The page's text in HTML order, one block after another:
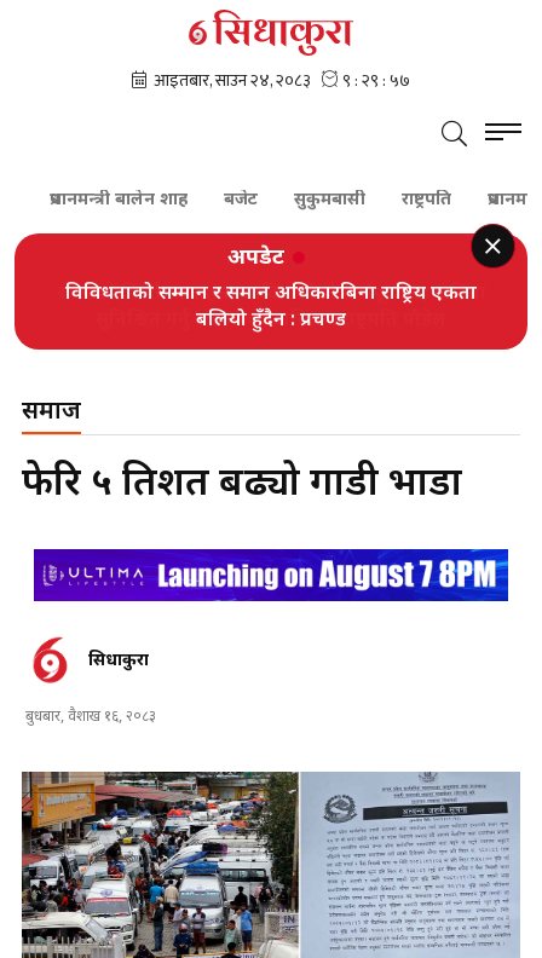
प्रधानमन्त्री बालेन शाह बजेट सुकुमबासी राष्ट्रपति प्रधानमन्त्री
अपडेट
विविधताको सम्मान र समान अधिकारबिना राष्ट्रिय एकता
बलियो हुँदैन : प्रचण्ड
समाज
फेरि ५ प्रतिशत बढ्यो गाडी भाडा
सिधाकुरा
बुधबार, वैशाख १६, २०८३